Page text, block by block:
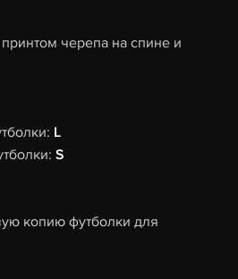
черепа на спине и
L
S
копию футболки для